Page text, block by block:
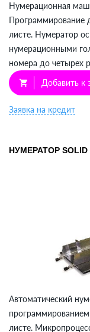
Нумерационная
Программирование
листе. Нумератор
нумерационными
номера до четырех
shopping_cart Добавить к
Заявка на кредит
НУМЕРАТОР SOLID
Автоматический
листе.